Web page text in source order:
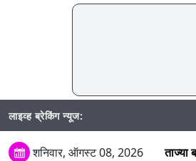
लाइव्ह ब्रेकिंग न्यूज:
शनिवार, ऑगस्ट 08, 2026 ताज्या